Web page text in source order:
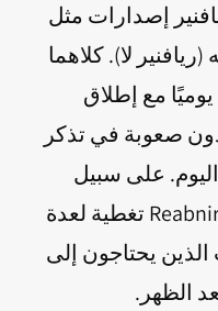
إصدارات مثل
(ريافنير لا). كلاهما
مع إطلاق
صعوبة في تذكر
على سبيل
المثال، قد يوفر جهاز Reabnir LA 20 تغطية لعدة
يحتاجون إلى
الظهر.